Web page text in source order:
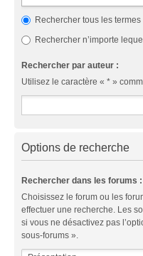
Rechercher tous les termes
Rechercher n’importe
Rechercher par auteur :
Utilisez le caractère « * »
Options de recherche
Rechercher dans les forums :
Choisissez le forum ou les
effectuer une recherche. Les
si vous ne désactivez pas
sous-forums ».